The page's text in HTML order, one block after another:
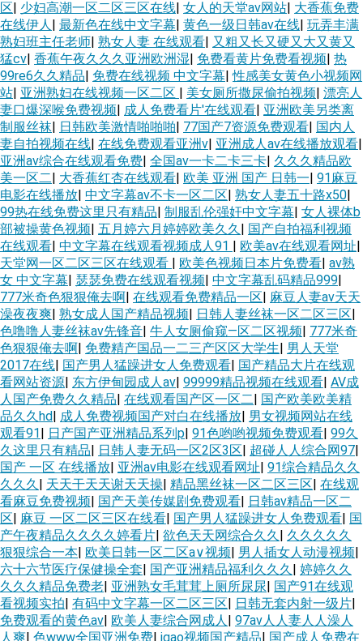
区| 少妇高潮一区二区三区在线| 女人的天堂av网站| 大香蕉免费
在线伊人| 最新色在线中文字幕| 黄色一级日韩av在线| 玩弄丰满
熟妇班主任老师| 熟女人妻 在线观看| 又粗又长又硬又大又黄又
猛cv| 香蕉午夜久久久亚洲欧洲湿| 免费看黄片免费看视频| 热
99re6久久精品| 免费在线视频 中文字幕|性感美女黄色小视频网
站| 亚洲熟妇在线视频一区二区 | 美女厕所撒尿偷拍视频| 漂亮人
妻口爆深喉免费视频| 成人免费看片'在线观看| 亚洲欧美另类离
制服丝袜| 日韩欧美激情啪啪啪| 77国产7资源免费观看| 国内人
妻自拍视频在线| 在线免费观看亚洲v| 亚洲成人av在线播放观看|
亚洲av综合在线观看免费| 全国av一卡二卡三卡| 久久久精品欧
美一区二| 大香蕉红杏在线观看| 欧美 亚洲 国产 日韩一| 91麻豆
电影在线播放| 中文字幕av不卡一区二区| 熟女人妻五十路x50|
99热在线免费这里只有精品| 制服乱伦强奸中文字幕| 女人裸体b
部被操黄色视频| 五月婷六月婷婷欧美久久| 国产自拍福利视频
在线观看| 中文字幕在线观看视频成人91 | 欧美av在线观看网址|
天堂网一区二区三区在线观看 | 欧美色视频日本片免费看| av熟
女 中文字幕| 瑟瑟免费在线观看视频| 中文字幕乱码精品999|
777米奇色狠狠俺去啊| 在线观看免费精品一区| 麻豆人妻av天天
澡夜夜爽| 熟女成人国产精品视频| 日韩人妻丝袜一区二区三区|
色噜噜人妻丝袜av先锋音| 牛人女厕偷窥—区二区视频| 777米奇
色狠狠俺去啊| 免费精产国品一二三产区区大学生| 男人天堂
2017在线| 国产男人猛躁进女人免费观看| 国产精品大片在线观
看网站资源| 东方伊甸园成人av| 99999精品视频在线观看| AV成
人国产免费久久精品| 在线观看国产区一区二| 国产欧美欧美精
品久久hd| 成人免费视频国产对白在线播放| 男女视频网站在线
观看91| 日产国产亚洲精品系列p| 91色哟哟视频免费观看| 99久
久这里只有精品| 日韩人妻无码一区2区3区| 超碰人人综合网97|
国产 一区 在线播放| 亚洲av电影在线观看网址| 91综合精品久久
久久久| 天天干天天谢天天操| 精品黑丝袜一区二区三区| 在线观
看麻豆免费视频| 国产天美传媒剧免费观看| 日韩av精品一区二
区| 麻豆 一区二区三区在线看| 国产男人猛躁进女人免费观看| 国
产午夜精品久久久久婷看片| 欲色天天网综合久久| 久久久久久
狠狠综合一本| 欧美日韩一区二区a∨视频| 男人插女人动漫视频|
六十六节医疗保健操全套| 国产亚洲精品福利久久久| 婷婷久久
久久久精品免费老| 亚洲熟女毛茸茸上厕所尿尿| 国产91在线观
看视频实拍| 有码中文字幕一区二区三区| 日韩无套内射一级片|
免费观看的黄色av| 欧美人妻综合网成人| 97av人人妻人人澡人
人爽| 色www全国亚洲免费| igao视频国产精品| 国产成人免费在